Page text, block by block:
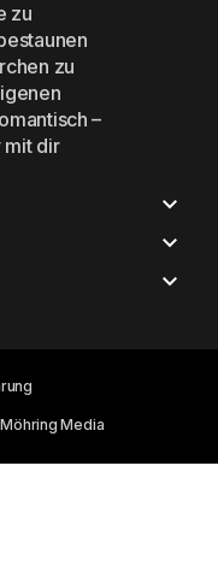
zu
zu
–
mit dir
Media